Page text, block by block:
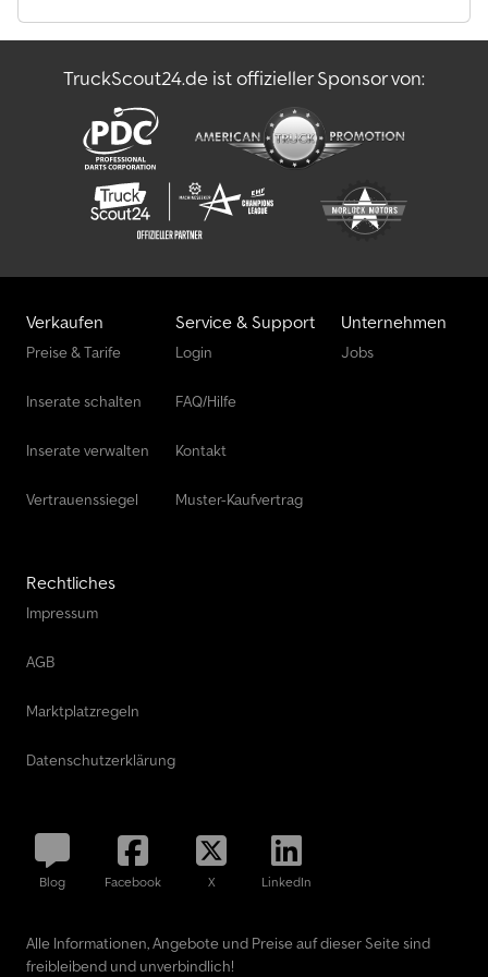
Änderungen, Preisänderungen und Irrtümer vorbehalten. Für
übernommen.Rückfahrautomatik, Gummifederachse,
Einzelradaufhängung, Stützrad, Begrenzungsleuchten, V-
Zugdeichsel Tauchbad feuerverzinkt, Gebremst, Inkl. Garantie, 13-
poliger Stecker, Bodenplatte 15 mm stark, Bordwände aus
eloxiertem doppelwandigem Aluminiumprofil, Klappe(n) mit
versenkten Verschlüssen, Verzurringe 6 Stück in den
Seitenbordwänden integriert, Zugkraft 400 kg pro Zurring, Dekra
geprüft Dkjdpfxod T Sxqj Ahnsr
TruckScout24.de ist offizieller Sponsor von:
Verkaufen
Preise & Tarife
Inserate schalten
Inserate verwalten
Vertrauenssiegel
Service & Support
Login
FAQ/Hilfe
Kontakt
Muster-Kaufvertrag
Unternehmen
Jobs
Rechtliches
Impressum
AGB
Marktplatzregeln
Datenschutzerklärung
Blog Facebook X LinkedIn
Alle Informationen, Angebote und Preise auf dieser Seite sind
freibleibend und unverbindlich!